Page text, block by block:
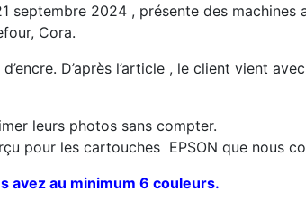
septembre 2024 , présente des machines
Cora.
D’après l’article , le client vient
leurs photos sans compter.
pour les cartouches EPSON que nous
avez au minimum 6 couleurs.